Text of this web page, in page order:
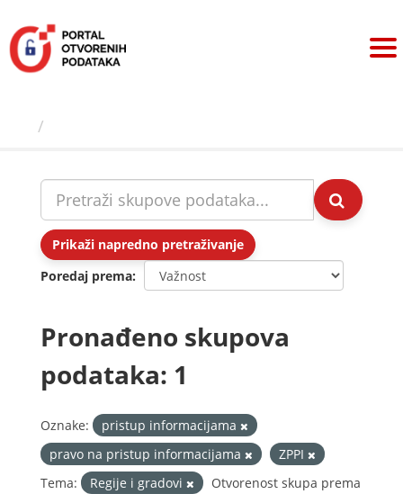
sadržaj
Prikaži napredno pretraživanje
Poredaj prema
Pronađeno skupova
podataka: 1
Oznake:
pristup informacijama
pravo na pristup informacijama
ZPPI
Tema:
Regije i gradovi
Otvorenost skupa prema